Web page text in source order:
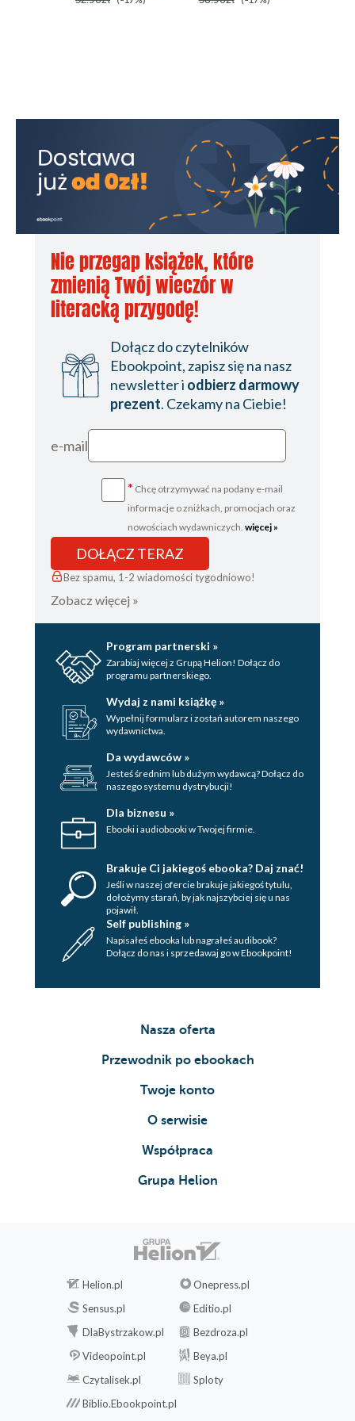
Nie przegap książek, które
zmienią Twój wieczór w
literacką przygodę!
Dołącz do czytelników
Ebookpoint, zapisz się na nasz
newsletter i odbierz darmowy
prezent. Czekamy na Ciebie!
e-mail
* Chcę otrzymywać na podany e-mail
informacje o zniżkach, promocjach oraz
nowościach wydawniczych. więcej »
DOŁĄCZ TERAZ
Bez spamu, 1-2 wiadomości tygodniowo!
Zobacz więcej »
Program partnerski »
Zarabiaj więcej z Grupą Helion! Dołącz do
programu partnerskiego.
Wydaj z nami książkę »
Wypełnij formularz i zostań autorem naszego
wydawnictwa.
Da wydawców »
Jesteś średnim lub dużym wydawcą? Dołącz do
naszego systemu dystrybucji!
Dla biznesu »
Ebooki i audiobooki w Twojej firmie.
Brakuje Ci jakiegoś ebooka? Daj znać!
Jeśli w naszej ofercie brakuje jakiegoś tytulu,
dołożymy starań, by jak najszybciej się u nas
pojawił.
Self publishing »
Napisałeś ebooka lub nagrałeś audibook?
Dołącz do nas i sprzedawaj go w Ebookpoint!
Nasza oferta
Przewodnik po ebookach
Twoje konto
O serwisie
Współpraca
Grupa Helion
Helion.pl
Onepress.pl
Sensus.pl
Editio.pl
DlaBystrzakow.pl
Bezdroza.pl
Videopoint.pl
Beya.pl
Czytalisek.pl
Sploty
Biblio.Ebookpoint.pl